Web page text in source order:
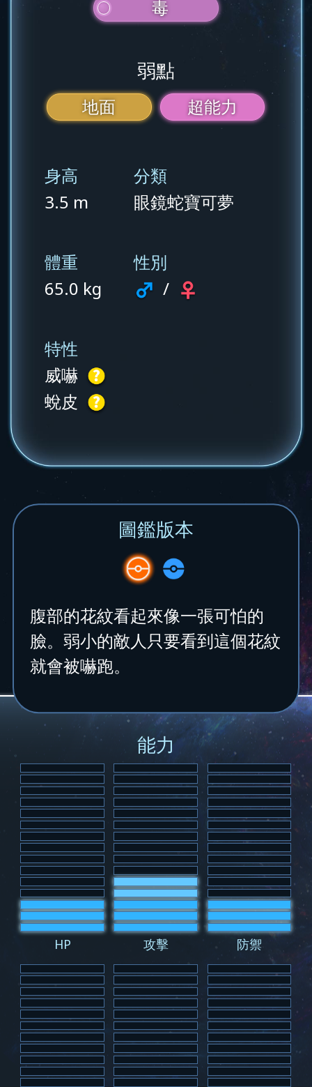
毒
弱點
地面 超能力
身高
3.5 m
分類
眼鏡蛇寶可夢
體重
65.0 kg
性別
/
特性
威嚇
蛻皮
圖鑑版本
腹部的花紋看起來像一張可怕的
臉。弱小的敵人只要看到這個花紋
就會被嚇跑。
能力
HP 攻擊 防禦